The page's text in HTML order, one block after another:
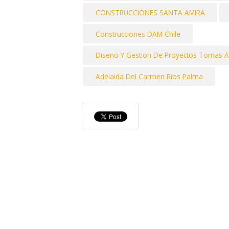
CONSTRUCCIONES SANTA AMIRA
Construcciones DAM Chile
Diseno Y Gestion De Proyectos Tomas
Adelaida Del Carmen Rios Palma